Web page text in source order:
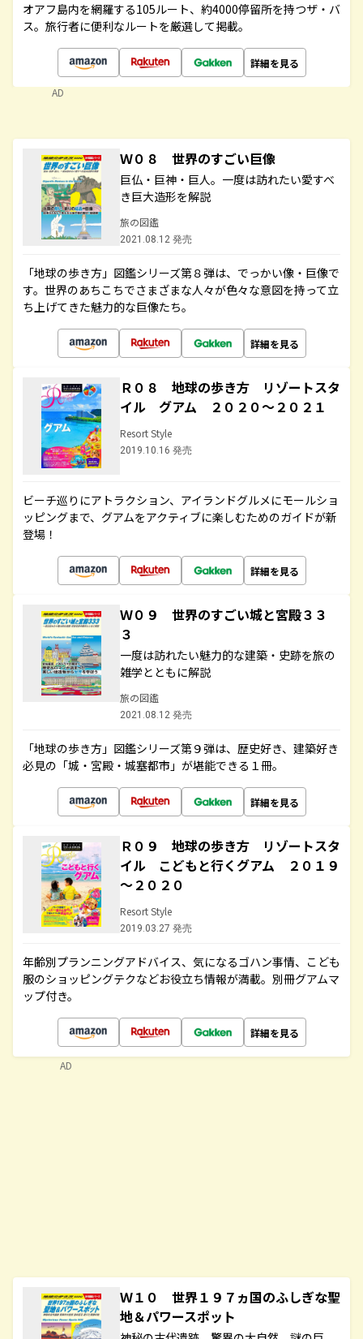
オアフ島内を網羅する105ルート、約4000停留所を持つザ・バ
ス。旅行者に便利なルートを厳選して掲載。
詳細を見る
AD
Ｗ０８ 世界のすごい巨像
巨仏・巨神・巨人。一度は訪れたい愛すべ
き巨大造形を解説
旅の図鑑
2021.08.12 発売
「地球の歩き方」図鑑シリーズ第８弾は、でっかい像・巨像で
す。世界のあちこちでさまざまな人々が色々な意図を持って立
ち上げてきた魅力的な巨像たち。
詳細を見る
Ｒ０８ 地球の歩き方 リゾートスタ
イル グアム ２０２０～２０２１
Resort Style
2019.10.16 発売
ビーチ巡りにアトラクション、アイランドグルメにモールショ
ッピングまで、グアムをアクティブに楽しむためのガイドが新
登場！
詳細を見る
Ｗ０９ 世界のすごい城と宮殿３３
３
一度は訪れたい魅力的な建築・史跡を旅の
雑学とともに解説
旅の図鑑
2021.08.12 発売
「地球の歩き方」図鑑シリーズ第９弾は、歴史好き、建築好き
必見の「城・宮殿・城塞都市」が堪能できる１冊。
詳細を見る
Ｒ０９ 地球の歩き方 リゾートスタ
イル こどもと行くグアム ２０１９
～２０２０
Resort Style
2019.03.27 発売
年齢別プランニングアドバイス、気になるゴハン事情、こども
服のショッピングテクなどお役立ち情報が満載。別冊グアムマ
ップ付き。
詳細を見る
Ｗ１０ 世界１９７ヵ国のふしぎな聖
地＆パワースポット
AD